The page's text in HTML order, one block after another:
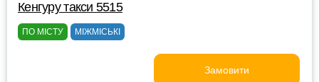
Кенгуру такси 5515
ПО МІСТУ МІЖМІСЬКІ
Замовити